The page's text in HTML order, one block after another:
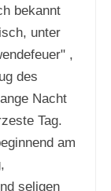
bekannt
unter
,
des
Nacht
Tag.
am
seligen